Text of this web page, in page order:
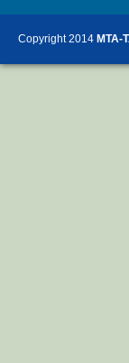
Copyright 2014 MTA-